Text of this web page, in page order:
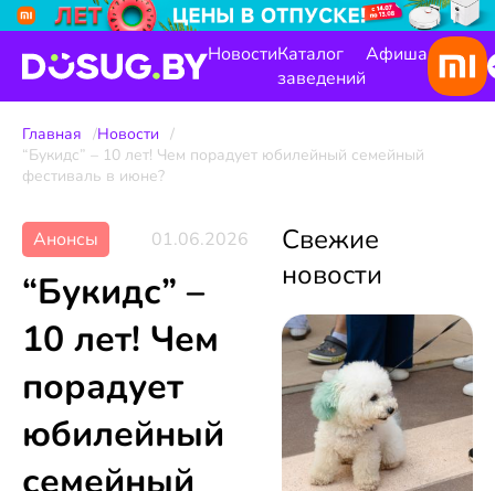
НовостиКаталог
заведений
Афиша
Главная
Новости
“Букидс” – 10 лет! Чем порадует юбилейный семейный
фестиваль в июне?
Анонсы 01.06.2026
“Букидс” –
10 лет! Чем
порадует
юбилейный
Свежие
новости